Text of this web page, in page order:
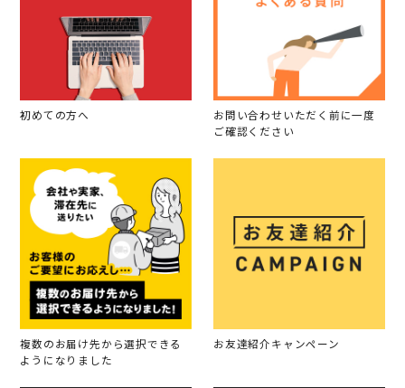
初めての方へ
お問い合わせいただく前に一度
ご確認ください
複数のお届け先から選択できる
ようになりました
お友達紹介キャンペーン